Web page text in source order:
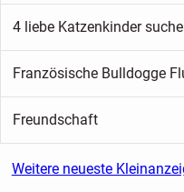
Französische Bulldogge
Freundschaft
Weitere neueste